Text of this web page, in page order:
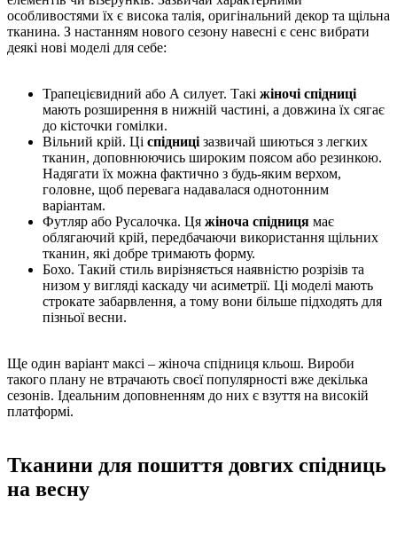
особливостями їх є висока талія, оригінальний декор та щільна
тканина. З настанням нового сезону навесні є сенс вибрати
деякі нові моделі для себе:
Трапецієвидний або А силует. Такі жіночі спідниці
мають розширення в нижній частині, а довжина їх сягає
до кісточки гомілки.
Вільний крій. Ці спідниці зазвичай шиються з легких
тканин, доповнюючись широким поясом або резинкою.
Надягати їх можна фактично з будь-яким верхом,
головне, щоб перевага надавалася однотонним
варіантам.
Футляр або Русалочка. Ця жіноча спідниця має
облягаючий крій, передбачаючи використання щільних
тканин, які добре тримають форму.
Бохо. Такий стиль вирізняється наявністю розрізів та
низом у вигляді каскаду чи асиметрії. Ці моделі мають
строкате забарвлення, а тому вони більше підходять для
пізньої весни.
Ще один варіант максі – жіноча спідниця кльош. Вироби
такого плану не втрачають своєї популярності вже декілька
сезонів. Ідеальним доповненням до них є взуття на високій
платформі.
Тканини для пошиття довгих спідниць
на весну